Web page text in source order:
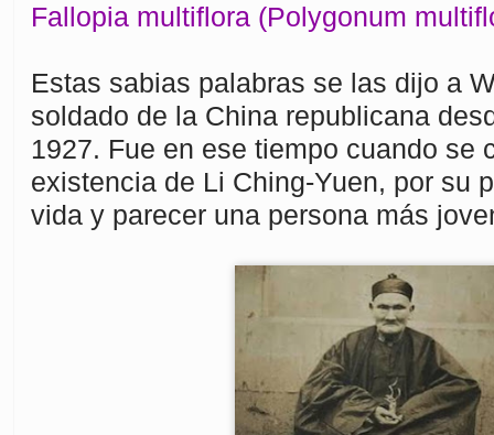
Fallopia multiflora (Polygonum
Estas sabias palabras se las dijo a
soldado de la China republicana
1927. Fue en ese tiempo cuando se
existencia de Li Ching-Yuen, por su
vida y parecer una persona más